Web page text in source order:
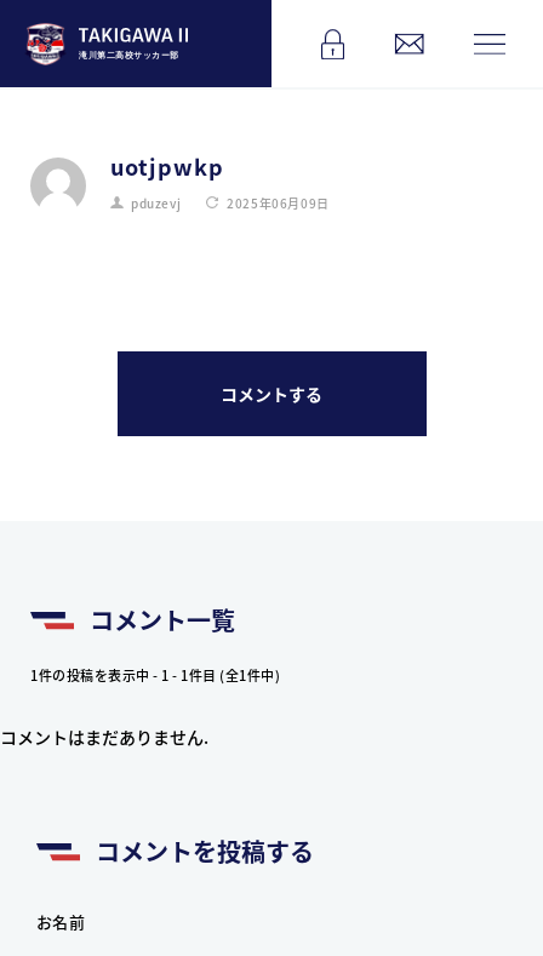
滝川第二高校サッカー部
uotjpwkp
pduzevj 2025年06月09日
コメントする
コメント一覧
1件の投稿を表示中 - 1 - 1件目 (全1件中)
コメントはまだありません.
コメントを投稿する
お名前